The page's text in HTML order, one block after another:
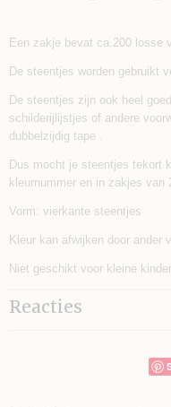
Een zakje bevat ca.200 losse
De steentjes worden gebruikt
De steentjes zijn ook heel
schilderijlijstjes of andere
dubbelzijdig tape .
Dus mocht je steentjes tekort
kleurnummer en in zakjes van
Vorm: vierkante steentjes
Kleur kan afwijken door ander
Niet geschikt voor kleine
Reacties